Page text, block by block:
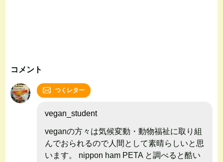
コメント
つくレター
vegan_student
veganの方々は気候変動・動物福祉に取り組
んでおられるので人間として素晴らしいと思
います。 nippon ham PETA と調べると酷い